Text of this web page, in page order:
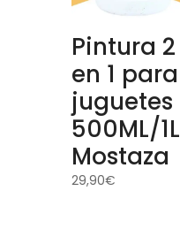
Pintura 2
en 1 para
juguetes
500ML/1L
Mostaza
29,90€